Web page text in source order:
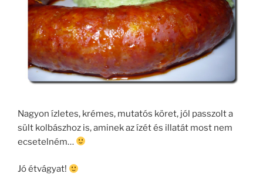
Nagyon ízletes, krémes, mutatós köret, jól passzolt a
sült kolbászhoz is, aminek az ízét és illatát most nem
ecsetelném…
Jó étvágyat!